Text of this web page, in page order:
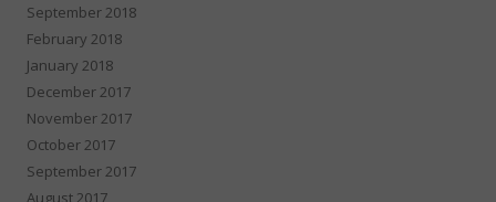
September 2018
February 2018
January 2018
December 2017
November 2017
October 2017
September 2017
August 2017